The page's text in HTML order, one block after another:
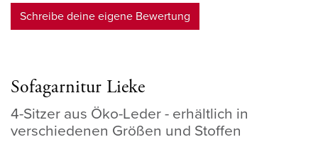
Schreibe deine eigene Bewertung
Sofagarnitur Lieke
4-Sitzer aus Öko-Leder - erhältlich in
verschiedenen Größen und Stoffen